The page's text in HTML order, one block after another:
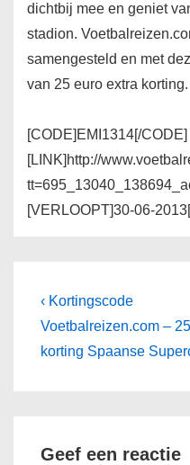
dichtbij mee en geniet
stadion.
samengesteld en met
van 25 euro extra korting.
[CODE]EMI1314[/CODE]
[LINK]http://
[VERLOOPT]30-06-
Bericht
navigatie
Vorig
bericht
is
‹ Kortingscode
Voetbalreizen.com –
korting Spaanse
Geef een reactie